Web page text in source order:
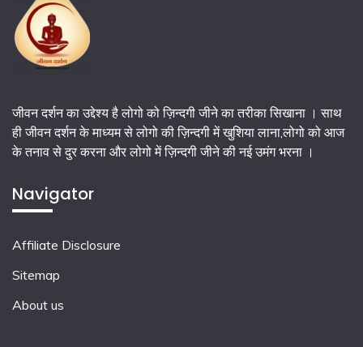
जीवन दर्शन का उद्देश्य है लोगो को ज़िन्दगी जीने का तरीका सिखाना । साथ
ही जीवन दर्शन के माध्यम से लोगो की ज़िन्दगी में खुशिया लाना,लोगो को आज
के तनाव से दुर करना और लोगो में ज़िन्दगी जीने की नई उमंग भरना ।
Navigator
Affiliate Disclosure
Sitemap
About us